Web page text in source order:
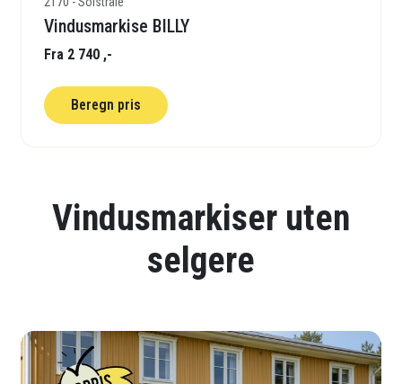
Vindusmarkise BILLY
Fra 2 740 ,-
Beregn pris
Vindusmarkiser uten
selgere